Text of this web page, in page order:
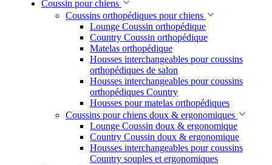
Coussin pour chiens
Coussins orthopédiques pour chiens
Lounge Coussin orthopédique
Country Coussin orthopédique
Matelas orthopédique
Housses interchangeables pour coussins
orthopédiques de salon
Housses interchangeables pour coussins
orthopédiques Country
Housses pour matelas orthopédiques
Coussins pour chiens doux & ergonomiques
Lounge Coussin doux & ergonomique
Country Coussin doux & ergonomique
Housses interchangeables pour coussins
Country souples et ergonomiques